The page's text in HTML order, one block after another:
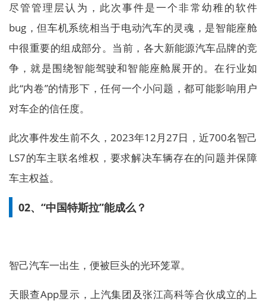
尽管管理层认为，此次事件是一个非常幼稚的软件
bug，但车机系统相当于电动汽车的灵魂，是智能座舱
中很重要的组成部分。当前，各大新能源汽车品牌的竞
争，就是围绕智能驾驶和智能座舱展开的。在行业如
此“内卷”的情形下，任何一个小问题，都可能影响用户
对车企的信任度。
此次事件发生前不久，2023年12月27日，近700名智己
LS7的车主联名维权，要求解决车辆存在的问题并保障
车主权益。
02、“中国特斯拉”能成么？
智己汽车一出生，便被巨头的光环笼罩。
天眼查App显示，上汽集团及张江高科等合伙成立的上